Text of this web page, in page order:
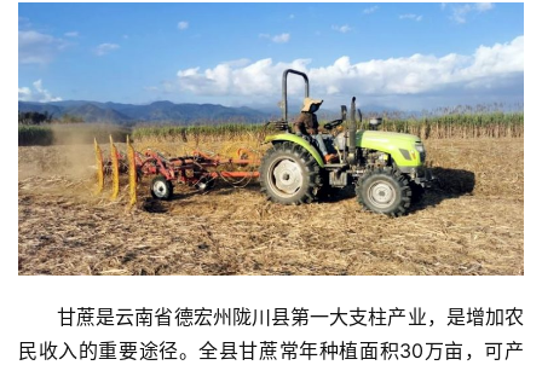
甘蔗是云南省德宏州陇川县第一大支柱产业，是增加农
民收入的重要途径。全县甘蔗常年种植面积30万亩，可产